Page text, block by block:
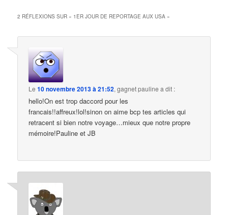
2 RÉFLEXIONS SUR « 1ER JOUR DE REPORTAGE AUX USA »
Le10 novembre 2013 à 21:52,gagnet pauline a dit :
hello!On est trop daccord pour les
francais!!affreux!lol!sinon on aime bcp tes articles qui
retracent si bien notre voyage…mieux que notre propre
mémoire!Pauline et JB